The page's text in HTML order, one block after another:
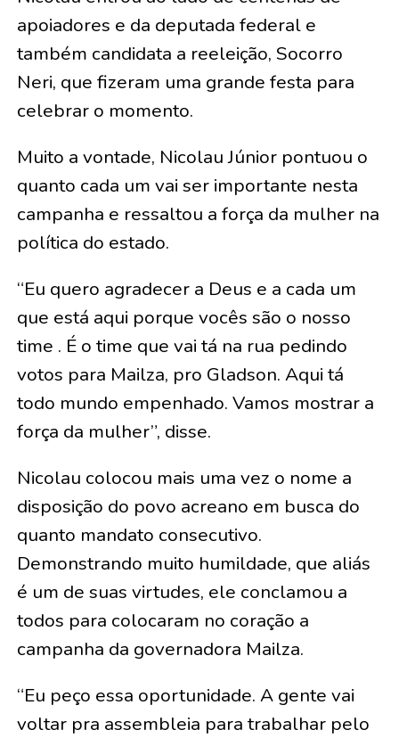
apoiadores e da deputada federal e
também candidata a reeleição, Socorro
Neri, que fizeram uma grande festa para
celebrar o momento.
Muito a vontade, Nicolau Júnior pontuou o
quanto cada um vai ser importante nesta
campanha e ressaltou a força da mulher na
política do estado.
“Eu quero agradecer a Deus e a cada um
que está aqui porque vocês são o nosso
time . É o time que vai tá na rua pedindo
votos para Mailza, pro Gladson. Aqui tá
todo mundo empenhado. Vamos mostrar a
força da mulher”, disse.
Nicolau colocou mais uma vez o nome a
disposição do povo acreano em busca do
quanto mandato consecutivo.
Demonstrando muito humildade, que aliás
é um de suas virtudes, ele conclamou a
todos para colocaram no coração a
campanha da governadora Mailza.
“Eu peço essa oportunidade. A gente vai
voltar pra assembleia para trabalhar pelo